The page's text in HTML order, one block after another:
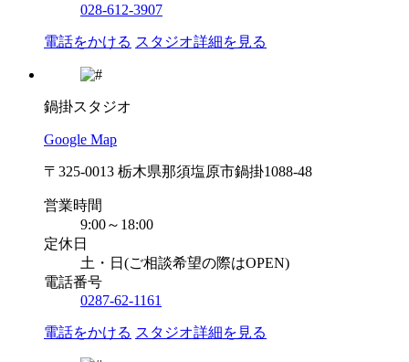
028-612-3907
電話をかける スタジオ詳細を見る
鍋掛スタジオ
Google Map
〒325-0013 栃木県那須塩原市鍋掛1088-48
営業時間
9:00～18:00
定休日
土・日(ご相談希望の際はOPEN)
電話番号
0287-62-1161
電話をかける スタジオ詳細を見る